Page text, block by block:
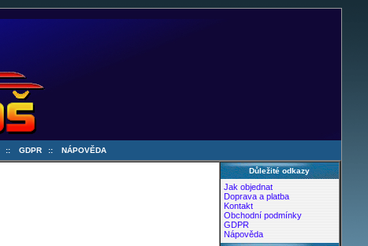
:: GDPR :: NÁPOVĚDA
Důležité odkazy
Jak objednat
Doprava a platba
Kontakt
Obchodní podmínky
GDPR
Nápověda